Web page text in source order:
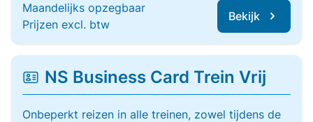
Maandelijks opzegbaar
Prijzen excl. btw
Bekijk
NS Business Card Trein Vrij
Onbeperkt reizen in alle treinen, zowel tijdens de